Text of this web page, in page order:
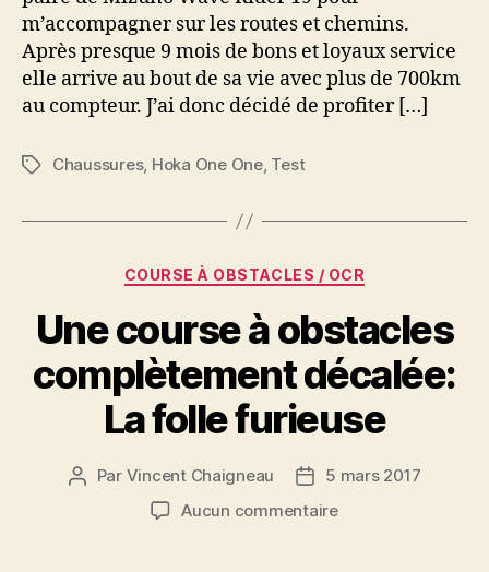
pneu
route
et
chemin
m’accompagner sur les routes et chemins.
Après presque 9 mois de bons et loyaux service
elle arrive au bout de sa vie avec plus de 700km
au compteur. J’ai donc décidé de profiter […]
Étiquettes
Chaussures, Hoka One One, Test
Catégories
COURSE À OBSTACLES / OCR
Une course à obstacles
complètement décalée:
La folle furieuse
Auteur
Par Vincent Chaigneau
Date
de
5 mars 2017
Aucun commentairesur